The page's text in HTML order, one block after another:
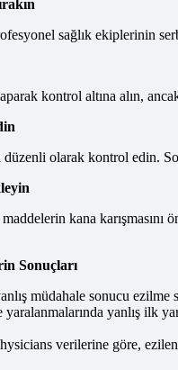
sağlık ekiplerinin
kontrol altına alın,
düzenli olarak kontrol edin.
kana
Sonuçları
müdahale sonucu
yanlış ilk
verilerine göre, ezilen